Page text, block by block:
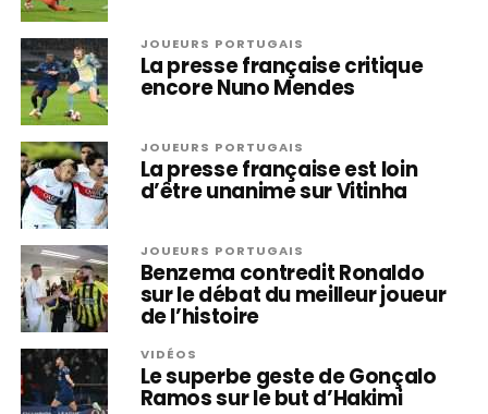
JOUEURS PORTUGAIS
La presse française critique
encore Nuno Mendes
JOUEURS PORTUGAIS
La presse française est loin
d’être unanime sur Vitinha
JOUEURS PORTUGAIS
Benzema contredit Ronaldo
sur le débat du meilleur joueur
de l’histoire
VIDÉOS
Le superbe geste de Gonçalo
Ramos sur le but d’Hakimi